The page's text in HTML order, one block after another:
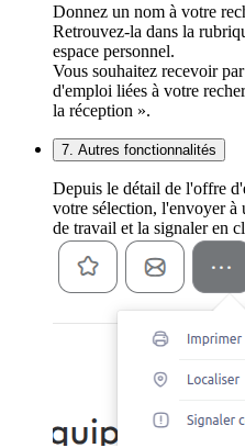
Donnez un nom à votre
Retrouvez-la dans la
espace personnel.
Vous souhaitez recevoir
d'emploi liées à votre
la réception ».
7. Autres fonctionnalités
Depuis le détail de l'offre
votre sélection, l'envoyer
de travail et la signaler en